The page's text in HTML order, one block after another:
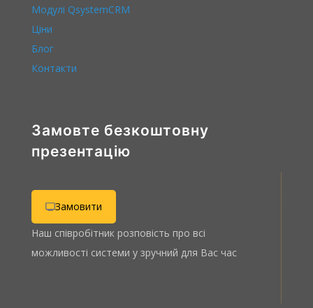
Модулі QsystemCRM
Ціни
Блог
Контакти
Замовте безкоштовну
презентацію
Замовити
Наш співробітник розповість про всі
можливості системи у зручний для Вас час